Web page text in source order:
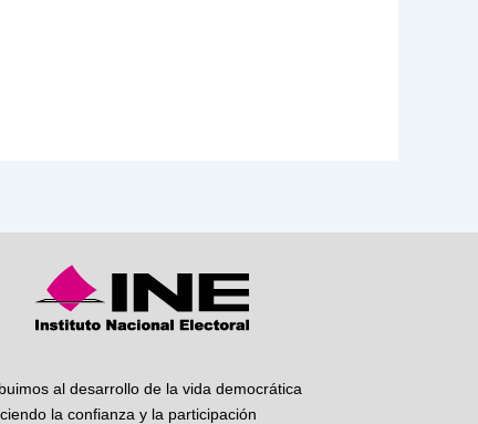
al desarrollo de la vida democrática
la confianza y la participación